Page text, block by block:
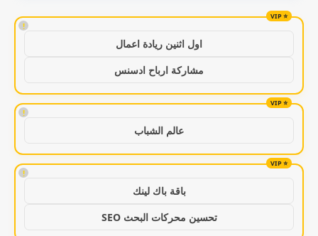
!
اول اثنين ريادة اعمال
مشاركة ارباح ادسنس
!
عالم الشباب
!
باقة باك لينك
تحسين محركات البحث SEO